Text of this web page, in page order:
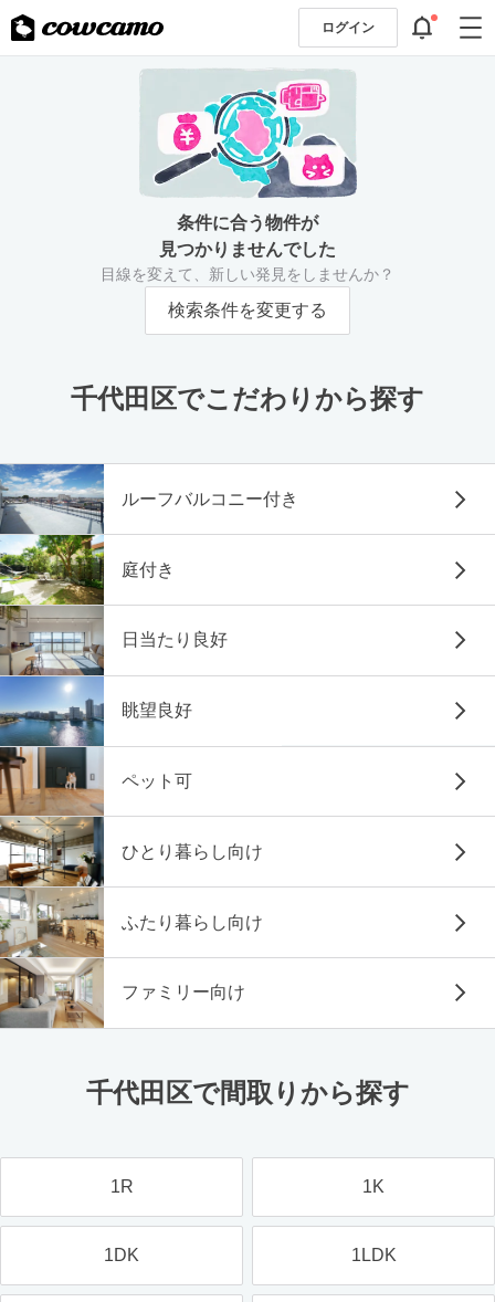
ログイン
条件に合う物件が
見つかりませんでした
目線を変えて、新しい発見をしませんか？
検索条件を変更する
千代田区でこだわりから探す
ルーフバルコニー付き
庭付き
日当たり良好
眺望良好
ペット可
ひとり暮らし向け
ふたり暮らし向け
ファミリー向け
千代田区で間取りから探す
1R 1K
1DK 1LDK